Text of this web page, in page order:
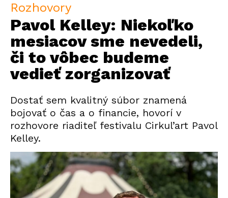
Rozhovory
Pavol Kelley: Niekoľko
mesiacov sme nevedeli,
či to vôbec budeme
vedieť zorganizovať
Dostať sem kvalitný súbor znamená
bojovať o čas a o financie, hovorí v
rozhovore riaditeľ festivalu Cirkul’art Pavol
Kelley.